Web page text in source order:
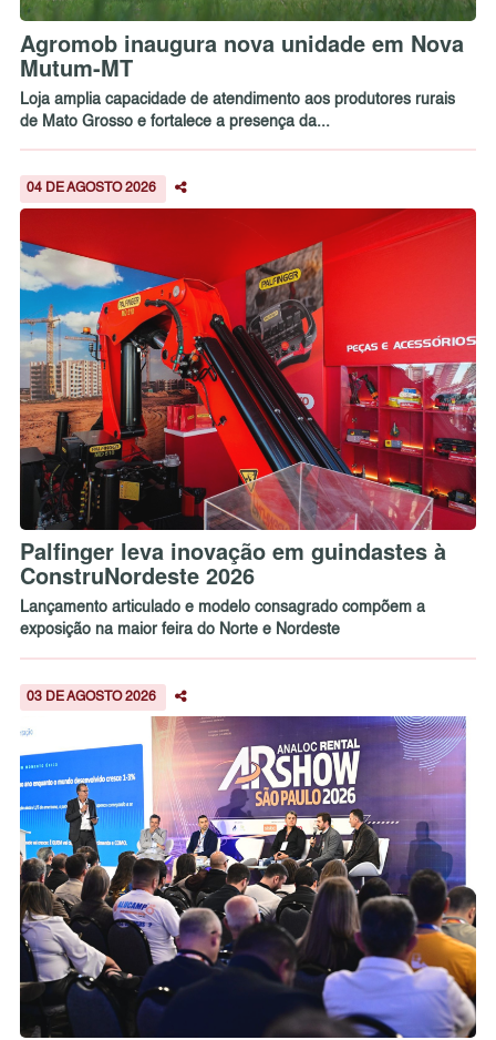
Agromob inaugura nova unidade em Nova
Mutum-MT
Loja amplia capacidade de atendimento aos produtores rurais
de Mato Grosso e fortalece a presença da...
04 DE AGOSTO 2026
Palfinger leva inovação em guindastes à
ConstruNordeste 2026
Lançamento articulado e modelo consagrado compõem a
exposição na maior feira do Norte e Nordeste
03 DE AGOSTO 2026